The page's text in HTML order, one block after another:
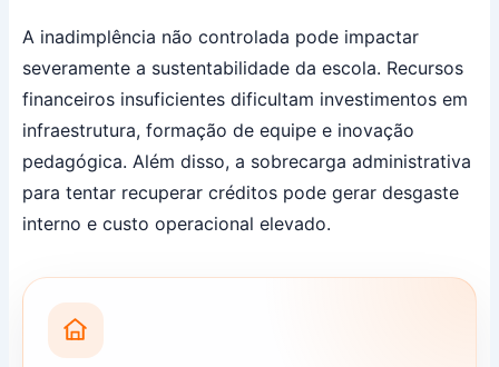
A inadimplência não controlada pode impactar
severamente a sustentabilidade da escola. Recursos
financeiros insuficientes dificultam investimentos em
infraestrutura, formação de equipe e inovação
pedagógica. Além disso, a sobrecarga administrativa
para tentar recuperar créditos pode gerar desgaste
interno e custo operacional elevado.